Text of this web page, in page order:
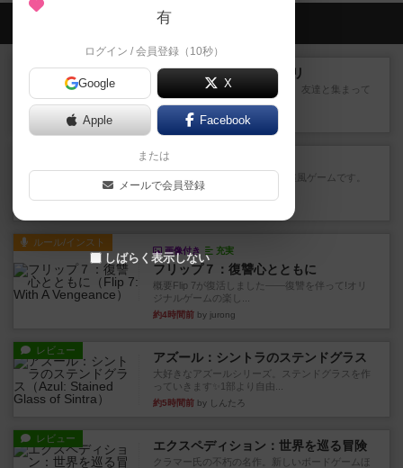
会員の新しい投稿
レビュー ナンジャモンジャ・ミドリ
私は吃音を持っているのですが、友達と集まって
このゲームをした際、3ゲー...
約2時間前 by 155973
ジンラミー
トランプで遊べる2人対戦の麻雀風ゲームです。
10枚の手札で、同じスーツ...
ルール/インスト
画像付き 充実
フリップ７：復讐心とともに
概要Flip 7が復活しました――復讐を伴って!オリ
ジナルゲームの楽し...
約4時間前 by jurong
レビュー アズール：シントラのステンドグラス
大好きなアズールシリーズ。ステンドグラスを作
っていきます✨1部より自由...
約5時間前 by しんたろ
レビュー エクスペディション：世界を巡る冒険
クラマー氏の不朽の名作。新しいボードゲームほ
有
ログイン / 会員登録（10秒）
Google X
Apple Facebook
または
メールで会員登録
しばらく表示しない